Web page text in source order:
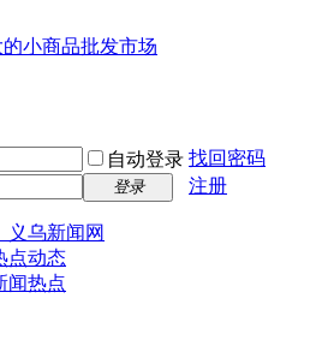
小商品批发市场
自动登录 找回密码
登录 注册
义乌新闻网
点动态
闻热点